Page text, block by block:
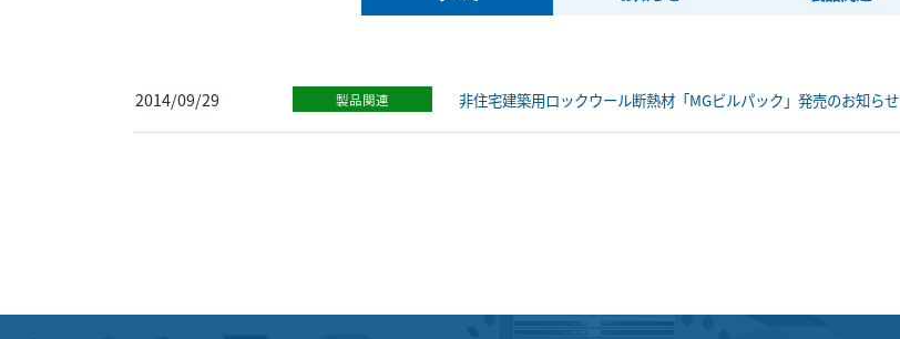
2014/09/29 製品関連 非住宅建築用ロックウール断熱材「MGビルパック」発売のお知らせ